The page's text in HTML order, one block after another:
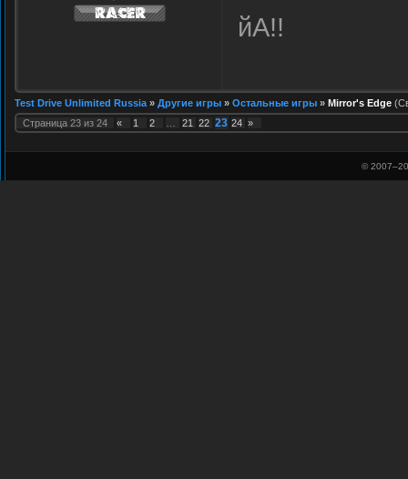
йА!!
Test Drive Unlimited Russia » Другие игры » Остальные игры » Mirror's Edge
Страница 23 из 24 « 1 2 21 22 23 24 »
© 2007–